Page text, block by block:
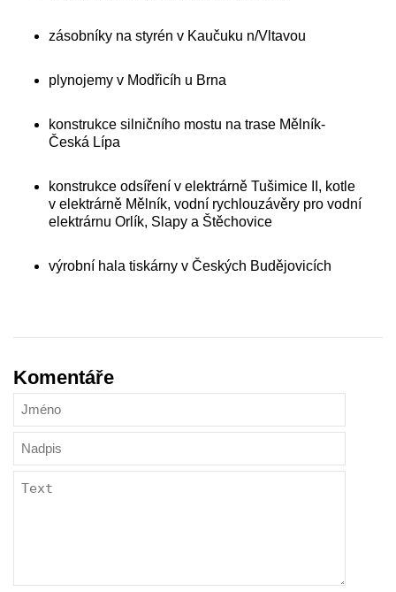
zásobníky na styrén v Kaučuku n/Vltavou
plynojemy v Modřicíh u Brna
konstrukce silničního mostu na trase Mělník-
Česká Lípa
konstrukce odsíření v elektrárně Tušimice II, kotle
v elektrárně Mělník, vodní rychlouzávěry pro vodní
elektrárnu Orlík, Slapy a Štěchovice
výrobní hala tiskárny v Českých Budějovicích
Komentáře